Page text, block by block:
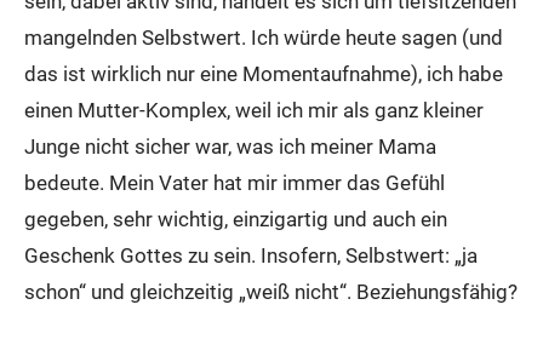
mangelnden Selbstwert. Ich würde heute sagen (und
das ist wirklich nur eine Momentaufnahme), ich habe
einen Mutter-Komplex, weil ich mir als ganz kleiner
Junge nicht sicher war, was ich meiner Mama
bedeute. Mein Vater hat mir immer das Gefühl
gegeben, sehr wichtig, einzigartig und auch ein
Geschenk Gottes zu sein. Insofern, Selbstwert: „ja
schon“ und gleichzeitig „weiß nicht“. Beziehungsfähig?